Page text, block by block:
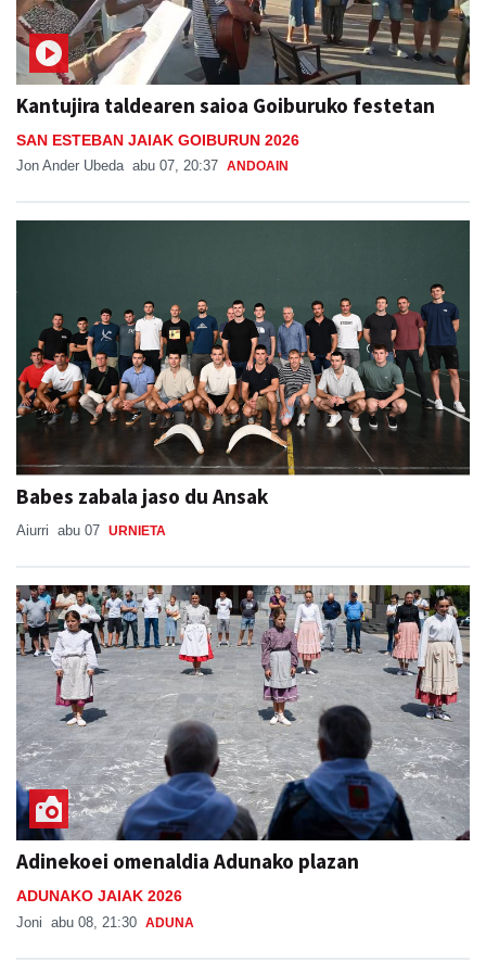
Kantujira taldearen saioa Goiburuko festetan
SAN ESTEBAN JAIAK GOIBURUN 2026
Jon Ander Ubeda abu 07, 20:37 ANDOAIN
Babes zabala jaso du Ansak
Aiurri abu 07 URNIETA
Adinekoei omenaldia Adunako plazan
ADUNAKO JAIAK 2026
Joni abu 08, 21:30 ADUNA